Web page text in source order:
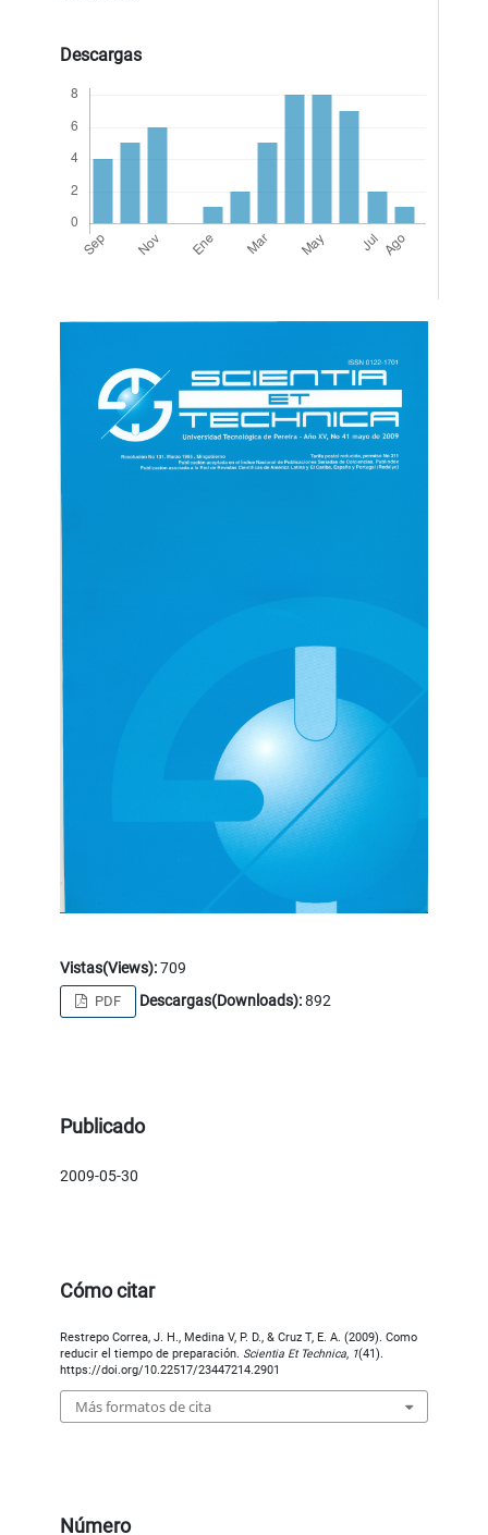
Descargas
Vistas(Views):709
PDF Descargas(Downloads):892
Publicado
2009-05-30
Cómo citar
Restrepo Correa, J. H., Medina V, P. D., & Cruz T, E. A. (2009). Como
reducir el tiempo de preparación. Scientia Et Technica, 1(41).
https://doi.org/10.22517/23447214.2901
Más formatos de cita
Número